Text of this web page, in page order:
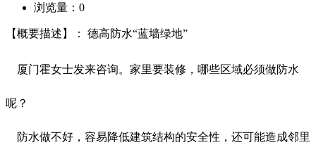
浏览量： 0
【概要描述】： 德高防水“蓝墙绿地”
厦门霍女士发来咨询。家里要装修，哪些区域必须做防水
呢？
防水做不好，容易降低建筑结构的安全性，还可能造成邻里